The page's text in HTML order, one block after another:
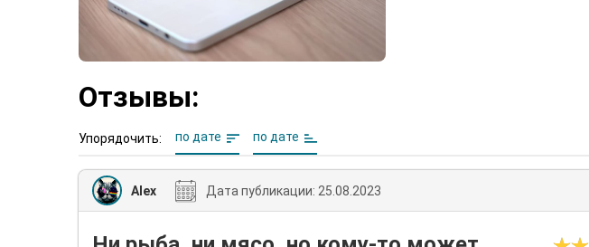
Отзывы:
Упорядочить: по дате по дате
Alex Дата публикации: 25.08.2023